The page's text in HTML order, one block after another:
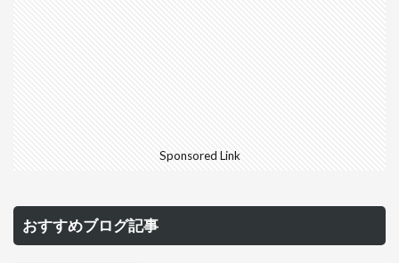
Sponsored Link
おすすめブログ記事